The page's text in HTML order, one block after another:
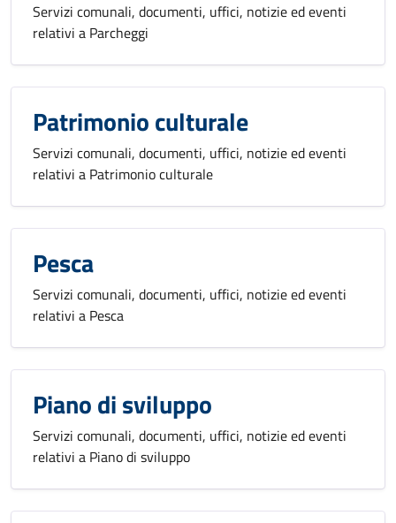
Servizi comunali, documenti, uffici, notizie ed eventi
relativi a Parcheggi
Patrimonio culturale
Servizi comunali, documenti, uffici, notizie ed eventi
relativi a Patrimonio culturale
Pesca
Servizi comunali, documenti, uffici, notizie ed eventi
relativi a Pesca
Piano di sviluppo
Servizi comunali, documenti, uffici, notizie ed eventi
relativi a Piano di sviluppo